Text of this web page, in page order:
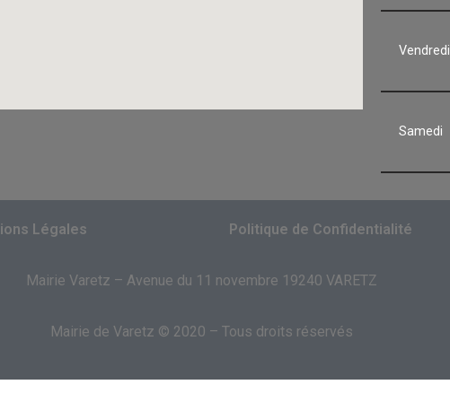
Vendredi
Samedi
Légales Politique de Confidentialité
Mairie Varetz – Avenue du 11 novembre 19240 VARETZ
Mairie de Varetz © 2020 – Tous droits réservés